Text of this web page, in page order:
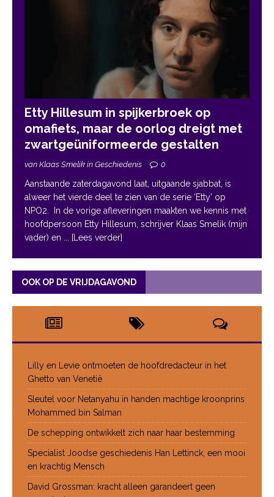
Etty Hillesum in spijkerbroek op
omafiets, maar de oorlog dreigt met
zwartgeüniformeerde gestalten
van Klaas Smelik in Geschiedenis 0
Aanstaande zaterdagavond laat, uitgaande sjabbat, is
alweer het vierde deel te zien van de serie ‘Etty’ op
NPO2. In de vorige afleveringen maakten we kennis met
hoofdpersoon Etty Hillesum, schrijver Klaas Smelik (mijn
vader) en
... [Lees verder]
OOK OP DE VRIJDAGAVOND
Lilly en Levie ontmoeten de hoofdredacteur in het
Ghetto van Venetië
Sleutel voor Netanyahu in handen machtige kroonprins
Mohammed bin Salman
De schepping ontwikkelt zich naar haar bestemming
Specialist Joodse geschiedenis Han Lettinck, een mooi
en krachtig Mensch
David Grossman: kracht alleen garandeert geen